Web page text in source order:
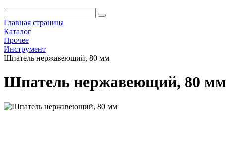
Главная страница
Каталог
Прочее
Инструмент
Шпатель нержавеющий, 80 мм
Шпатель нержавеющий, 80 мм